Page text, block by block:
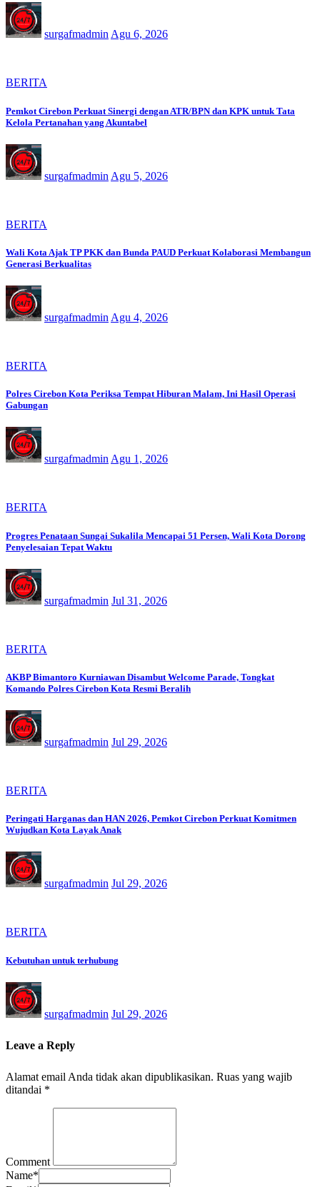
surgafmadmin Agu 6, 2026
BERITA
Pemkot Cirebon Perkuat Sinergi dengan ATR/BPN dan KPK untuk Tata
Kelola Pertanahan yang Akuntabel
surgafmadmin Agu 5, 2026
BERITA
Wali Kota Ajak TP PKK dan Bunda PAUD Perkuat Kolaborasi Membangun
Generasi Berkualitas
surgafmadmin Agu 4, 2026
BERITA
Polres Cirebon Kota Periksa Tempat Hiburan Malam, Ini Hasil Operasi
Gabungan
surgafmadmin Agu 1, 2026
BERITA
Progres Penataan Sungai Sukalila Mencapai 51 Persen, Wali Kota Dorong
Penyelesaian Tepat Waktu
surgafmadmin Jul 31, 2026
BERITA
AKBP Bimantoro Kurniawan Disambut Welcome Parade, Tongkat
Komando Polres Cirebon Kota Resmi Beralih
surgafmadmin Jul 29, 2026
BERITA
Peringati Harganas dan HAN 2026, Pemkot Cirebon Perkuat Komitmen
Wujudkan Kota Layak Anak
surgafmadmin Jul 29, 2026
BERITA
Kebutuhan untuk terhubung
surgafmadmin Jul 29, 2026
Leave a Reply
Alamat email Anda tidak akan dipublikasikan. Ruas yang wajib
ditandai *
Comment
Name*